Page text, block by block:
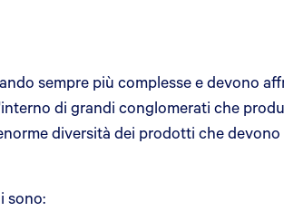
sempre più complesse e devono
di grandi conglomerati che
diversità dei prodotti che
sono: